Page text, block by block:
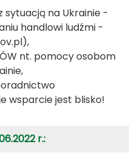
sytuacją na Ukrainie -
handlowi ludźmi -
nt. pomocy osobom
wsparcie jest blisko!
r.: